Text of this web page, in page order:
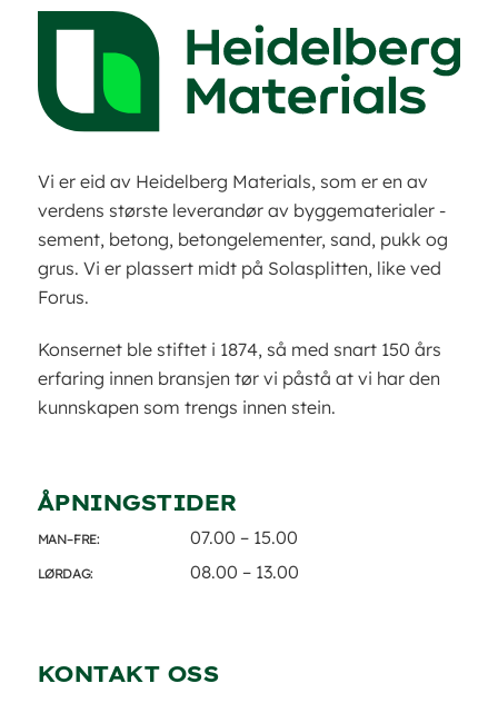
Vi er eid av Heidelberg Materials, som er en av
verdens største leverandør av byggematerialer -
sement, betong, betongelementer, sand, pukk og
grus. Vi er plassert midt på Solasplitten, like ved
Forus.
Konsernet ble stiftet i 1874, så med snart 150 års
erfaring innen bransjen tør vi påstå at vi har den
kunnskapen som trengs innen stein.
ÅPNINGSTIDER
MAN–FRE:
LØRDAG:
07.00 – 15.00
08.00 – 13.00
KONTAKT OSS